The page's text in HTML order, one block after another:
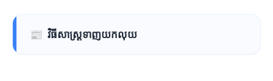
📰 វិធីសាស្ត្រទាញយកលុយ